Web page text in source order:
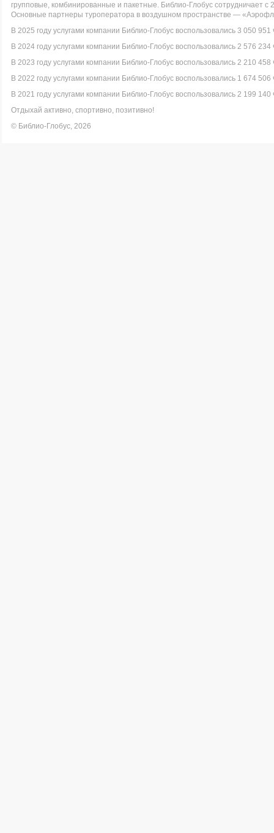
групповые, комбинированные и пакетные. Библио-Глобус сотрудничает
Основные партнеры туроператора в воздушном пространстве —
В 2025 году услугами компании Библио-Глобус воспользовались 3 050 951
В 2024 году услугами компании Библио-Глобус воспользовались 2 576 234
В 2023 году услугами компании Библио-Глобус воспользовались 2 210 458
В 2022 году услугами компании Библио-Глобус воспользовались 1 674 506
В 2021 году услугами компании Библио-Глобус воспользовались 2 199 140
Отдыхай активно, спортивно, позитивно!
© Библио-Глобус, 2026